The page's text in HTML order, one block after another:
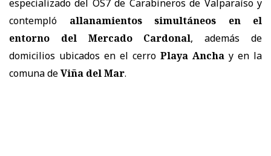
especializado del OS7 de Carabineros de Valparaíso y
contempló allanamientos simultáneos en el
entorno del Mercado Cardonal, además de
domicilios ubicados en el cerro Playa Ancha y en la
comuna deViña del Mar.